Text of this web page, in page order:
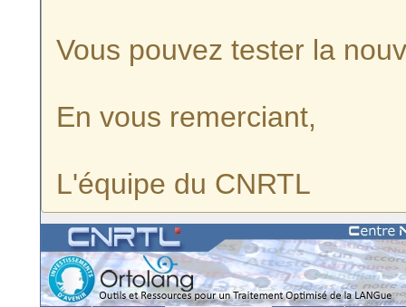
Vous pouvez tester la
En vous remerciant,
L'équipe du CNRTL